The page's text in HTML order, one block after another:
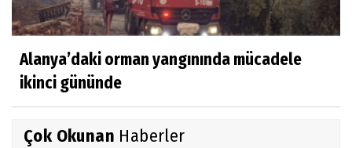
Alanya’daki orman yangınında mücadele
ikinci gününde
Çok Okunan Haberler